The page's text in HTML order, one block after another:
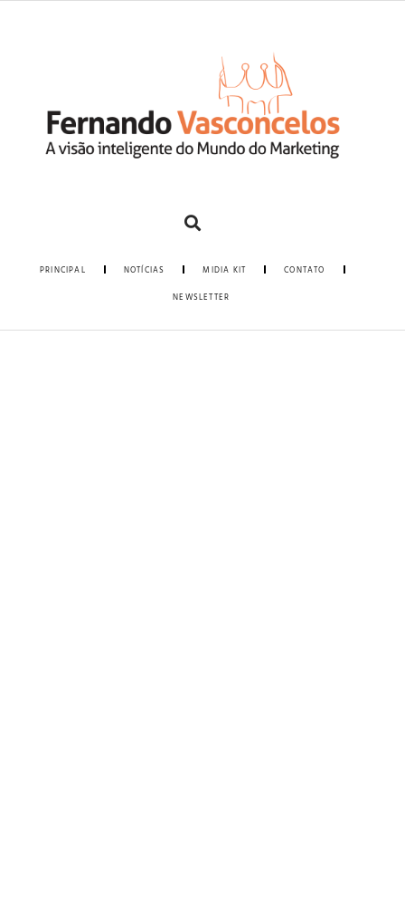
PRINCIPAL NOTÍCIAS MIDIA KIT CONTATO
NEWSLETTER